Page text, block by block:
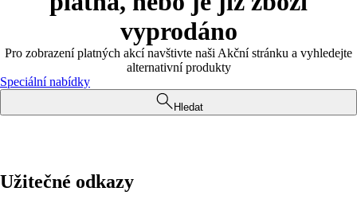
vyprodáno
Pro zobrazení platných akcí navštivte naši Akční stránku a vyhledejte
alternativní produkty
Speciální nabídky
Hledat
Užitečné odkazy